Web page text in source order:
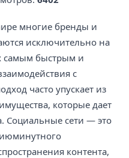
многие бренды и
исключительно на
самым быстрым и
с
часто упускает из
которые дает
Социальные сети — это
контента,